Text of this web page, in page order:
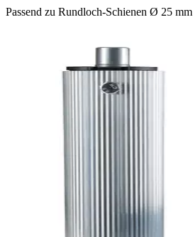
Passend zu Rundloch-Schienen Ø 25 mm